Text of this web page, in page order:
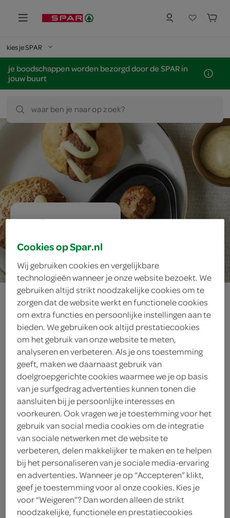
kies je SPAR
je boodschappen worden bezorgd door de SPAR in
jouw buurt
waar ben je naar op zoek?
10 min.
minibroodje bal
ingrediënten
1 eetlepels honing-mosterdsaus
12 Go Vega! plantaardige
balletjes
4 theelepels zonnebloemolie
4 brunchbroodjes
kies je winkel
Cookies op Spar.nl
Wij gebruiken cookies en vergelijkbare
technologieën wanneer je onze website bezoekt. We
gebruiken altijd strikt noodzakelijke cookies om te
zorgen dat de website werkt en functionele cookies
om extra functies en persoonlijke instellingen aan te
bieden. We gebruiken ook altijd prestatiecookies
om het gebruik van onze website te meten,
analyseren en verbeteren. Als je ons toestemming
geeft, maken we daarnaast gebruik van
doelgroepgerichte cookies waarmee we je op basis
van je surfgedrag advertenties kunnen tonen die
aansluiten bij je persoonlijke interesses en
voorkeuren. Ook vragen we je toestemming voor het
gebruik van social media cookies om de integratie
van sociale netwerken met de website te
verbeteren, delen makkelijker te maken en te helpen
bij het personaliseren van je sociale media-ervaring
en advertenties. Wanneer je op “Accepteren” klikt,
geef je toestemming voor al onze cookies. Kies je
voor “Weigeren”? Dan worden alleen de strikt
noodzakelijke, functionele en prestatiecookies